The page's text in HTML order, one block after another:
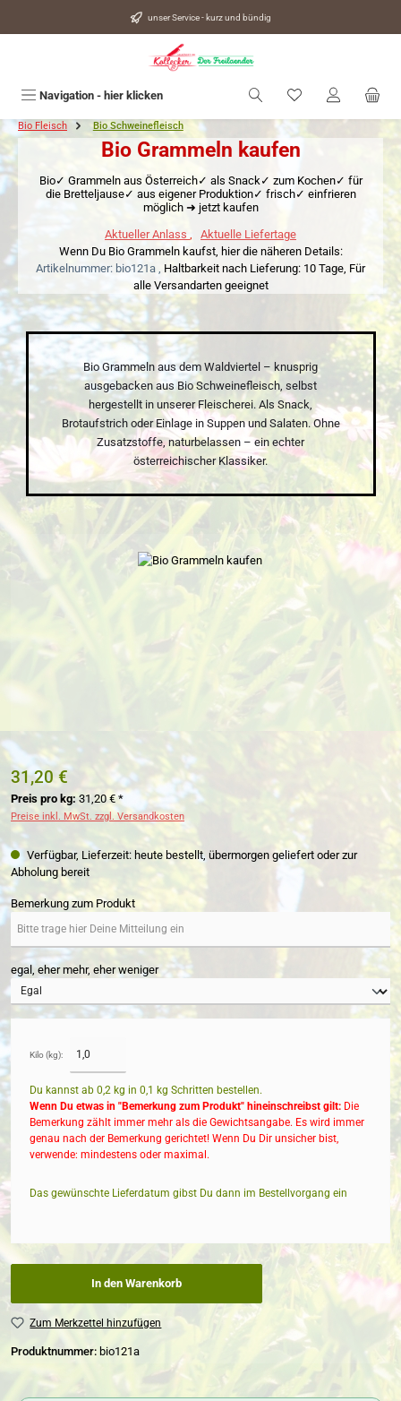
unser Service - kurz und bündig
Navigation - hier klicken Du hast 0
Bio Fleisch Bio Schweinefleisch
Bio Grammeln kaufen
Bio✓ Grammeln aus Österreich✓ als Snack✓ zum Kochen✓ für
die Bretteljause✓ aus eigener Produktion✓ frisch✓ einfrieren
möglich ➜ jetzt kaufen
Aktueller Anlass
Aktuelle Liefertage
Wenn Du Bio Grammeln kaufst, hier die näheren Details:
Artikelnummer: bio121a , Haltbarkeit nach Lieferung: 10 Tage, Für
alle Versandarten geeignet
Bio Grammeln aus dem Waldviertel – knusprig
ausgebacken aus Bio Schweinefleisch, selbst
hergestellt in unserer Fleischerei. Als Snack,
Brotaufstrich oder Einlage in Suppen und Salaten. Ohne
Zusatzstoffe, naturbelassen – ein echter
österreichischer Klassiker.
Bildergalerie überspringen
31,20 €
Preis pro kg: 31,20 € *
Preise inkl. MwSt. zzgl. Versandkosten
Verfügbar, Lieferzeit: heute bestellt, übermorgen geliefert oder zur
Abholung bereit
Bemerkung zum Produkt
egal, eher mehr, eher weniger
Kilo (kg):
Du kannst ab 0,2 kg in 0,1 kg Schritten bestellen.
Wenn Du etwas in "Bemerkung zum Produkt" hineinschreibst gilt: Die
Bemerkung zählt immer mehr als die Gewichtsangabe. Es wird immer
genau nach der Bemerkung gerichtet! Wenn Du Dir unsicher bist,
verwende: mindestens oder maximal.
Das gewünschte Lieferdatum gibst Du dann im Bestellvorgang ein
In den Warenkorb
Zum Merkzettel hinzufügen
Produktnummer: bio121a